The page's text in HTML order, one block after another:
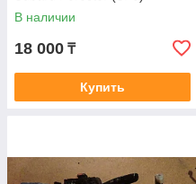
В наличии
18 000 ₸
Купить